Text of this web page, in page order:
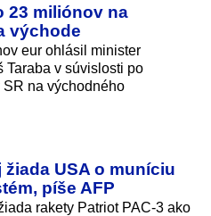
23 miliónov na
východe
eur ohlásil minister
Taraba v súvislosti po
na východného
USA o muníciu
píše AFP
rakety Patriot PAC-3 ako